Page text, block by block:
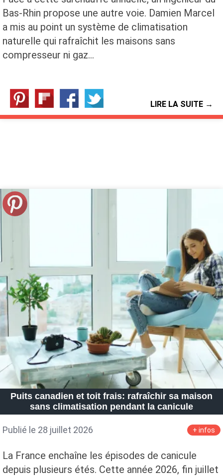
Bas-Rhin propose une autre voie. Damien Marcel
a mis au point un système de climatisation
naturelle qui rafraîchit les maisons sans
compresseur ni gaz…
LIRE LA SUITE →
Puits canadien et toit frais: rafraîchir sa maison
sans climatisation pendant la canicule
Publié le 28 juillet 2026 + infos
La France enchaîne les épisodes de canicule
depuis plusieurs étés. Cette année 2026, fin juillet